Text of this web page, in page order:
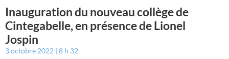
Inauguration du nouveau collège de
Cintegabelle, en présence de Lionel
Jospin
3 octobre 2022 8 h 32